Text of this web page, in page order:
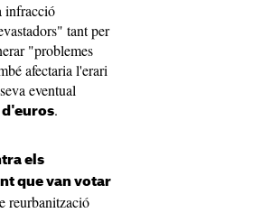
infracció
tant per
"problemes
afectaria l'erari
eventual
d'euros.
els
que van votar
reurbanització